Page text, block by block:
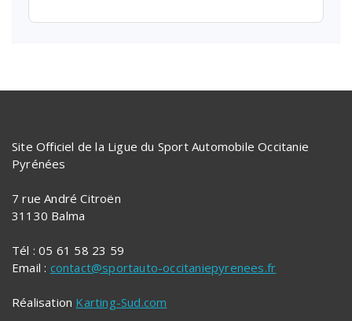
Site Officiel de la Ligue du Sport Automobile Occitanie
Pyrénées
7 rue André Citroën
31130 Balma
Tél : 05 61 58 23 59
Email : contact@sportauto-occitaniepyrenees.fr
Réalisation Karting-Sud.com